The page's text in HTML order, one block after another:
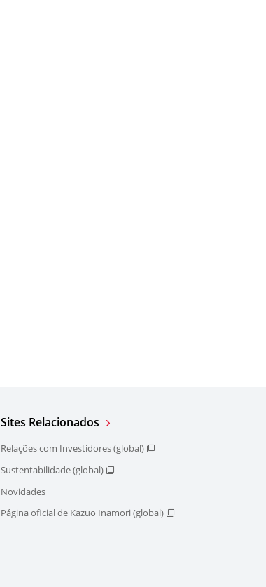
Sites Relacionados
Relações com Investidores (global)
Sustentabilidade (global)
Novidades
Página oficial de Kazuo Inamori (global)